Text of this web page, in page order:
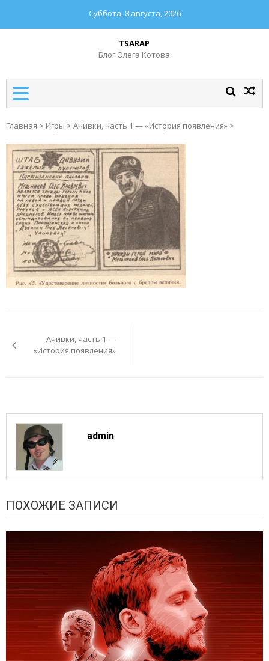
Суббота, 8 августа, 2026
TSARAP
Блог Олега Котова
Главная > Игры > Ачивки, часть 1 — «История появления» >
записямАчивки, часть 1 —
«История появления»
admin
ПОХОЖИЕ ЗАПИСИ